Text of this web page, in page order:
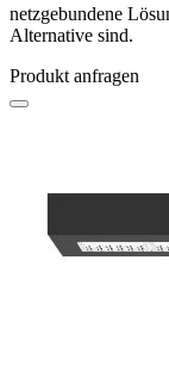
netzgebundene
Alternative sind.
Produkt anfragen